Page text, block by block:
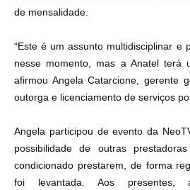
de mensalidade.
“Este é um assunto multidisciplinar e
nesse momento, mas a Anatel terá
afirmou Angela Catarcione, gerente
outorga e licenciamento de serviços
Angela participou de evento da
possibilidade de outras
condicionado prestarem, de forma
foi levantada. Aos